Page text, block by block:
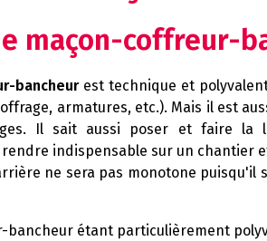
maçon-coffreur-
bancheurest technique et
armatures, etc.). Mais il est
Il sait aussi poser et faire la
indispensable sur un chantier
ne sera pas monotone puisqu'il
bancheur étant particulièrement